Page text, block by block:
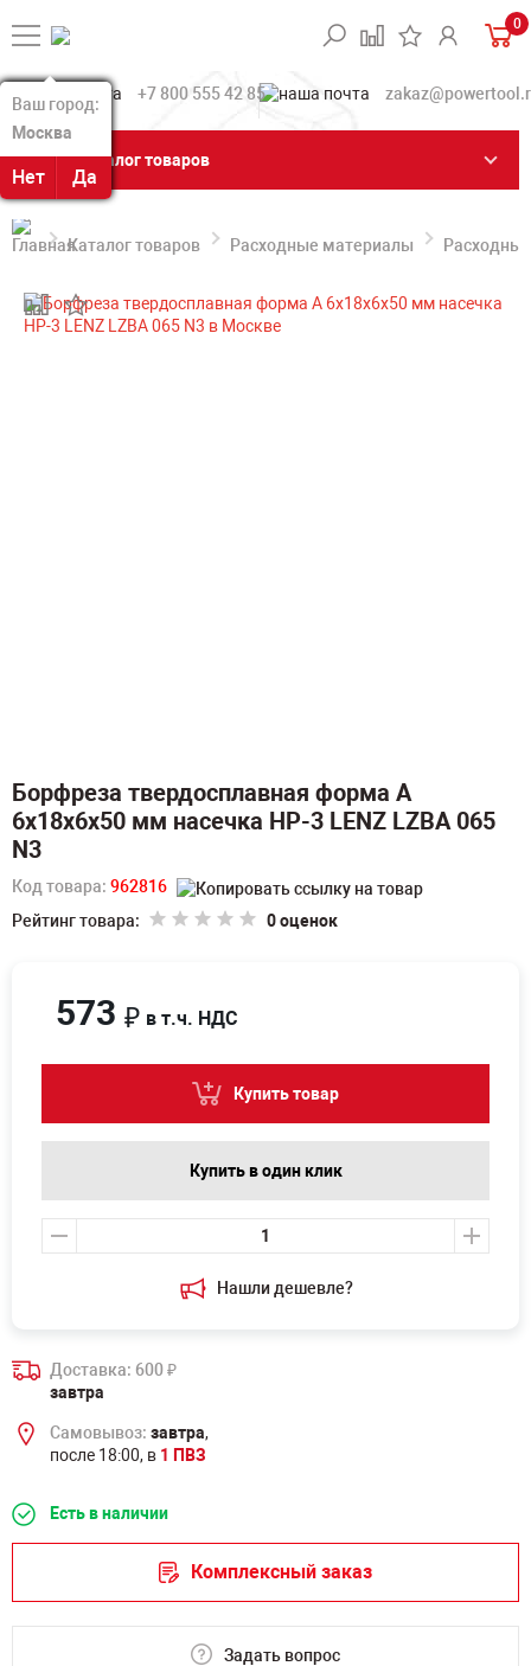
Ваш город:
Москва
Нет Да
Ваш город:
Москва
Нет Да
0
+7 800 555 42 85
Каталог товаров
Каталог товаров Расходные материалы
Борфреза твердосплавная форма A
6х18х6х50 мм насечка HP-3 LENZ LZBA 065
N3
Код товара: 962816
Рейтинг товара:
0 оценок
Нашли дешевле?
573 ₽ в т.ч. НДС
Купить товар
Купить в один клик
Доставка: 600₽
завтра
Самовывоз: завтра,
после 18:00, в 1 ПВЗ
Есть в наличии
Комплексный заказ
Задать вопрос